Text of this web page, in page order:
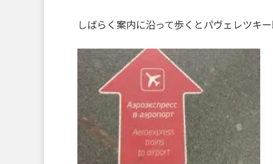
しばらく案内に沿って歩くとパヴェレツキ